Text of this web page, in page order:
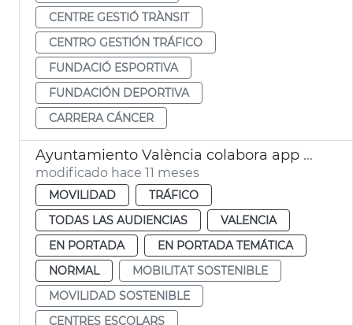
CENTRE GESTIÓ TRÀNSIT
CENTRO GESTIÓN TRÁFICO
FUNDACIÓ ESPORTIVA
FUNDACIÓN DEPORTIVA
CARRERA CÁNCER
Ayuntamiento València colabora app Waze seguridad vial colegios
modificado hace 11 meses
MOVILIDAD
TRÁFICO
TODAS LAS AUDIENCIAS
VALENCIA
EN PORTADA
EN PORTADA TEMÁTICA
NORMAL
MOBILITAT SOSTENIBLE
MOVILIDAD SOSTENIBLE
CENTRES ESCOLARS